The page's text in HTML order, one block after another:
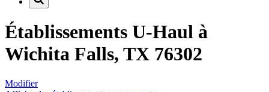
Établissements U-Haul à
Wichita Falls, TX 76302
Modifier